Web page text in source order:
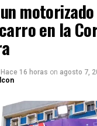
en la
Hace 16 horas on agosto 7,